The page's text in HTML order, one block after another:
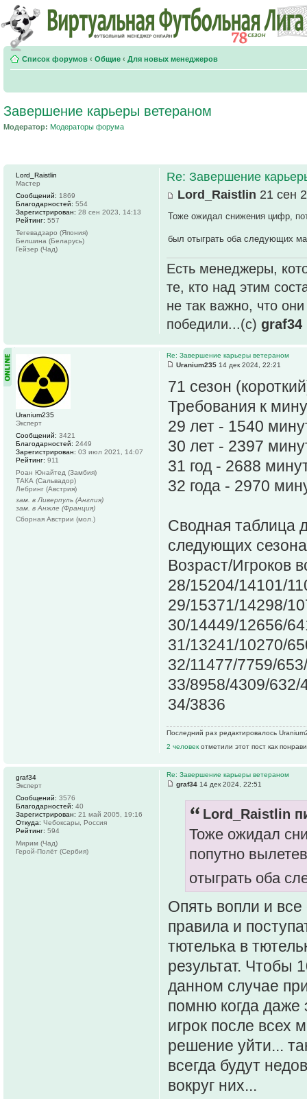
Список форумов ‹ Общие ‹ Для новых менеджеров
Завершение карьеры ветераном
Модератор: Модераторы форума
Re: Завершение
Lord_Raistlin 21 сен
Тоже ожидал снижения цифр,
был отыграть оба следующих
Есть менеджеры,
те, кто над этим
не так важно, что
победили...(с) graf34
Lord_Raistlin
Мастер
Сообщений: 1869
Благодарностей: 554
Зарегистрирован: 28 сен 2023, 14:13
Рейтинг: 557
Тегевадзаро (Япония)
Белшина (Беларусь)
Гейзер (Чад)
Re: Завершение карьеры ветераном
Uranium235 14 дек 2024, 22:21
71 сезон
Требования к
29 лет - 1540
30 лет - 2397
31 год - 2688
32 года - 2970
Сводная таблица
следующих
Возраст/Игроков
28/15204/14101/
29/15371/14298/
30/14449/12656/
31/13241/10270/
32/11477/7759/
33/8958/4309/632/
34/3836
Последний раз редактировалось
2 человек отметили этот пост как
Uranium235
Эксперт
Сообщений: 3421
Благодарностей: 2449
Зарегистрирован: 03 июл 2021, 14:07
Рейтинг: 911
Роан Юнайтед (Замбия)
ТАКА (Сальвадор)
Лебринг (Австрия)
зам. в Ливерпуль (Англия)
зам. в Анжле (Франция)
Сборная Австрии (мол.)
Re: Завершение карьеры ветераном
graf34 14 дек 2024, 22:51
Lord_Raistlin
Тоже ожидал
попутно
отыграть оба
Опять вопли и
правила и
тютелька в
результат. Чтобы
данном случае
помню когда даже
игрок после всех
решение уйти...
всегда будут
вокруг них...
graf34
Эксперт
Сообщений: 3576
Благодарностей: 40
Зарегистрирован: 21 май 2005, 19:16
Откуда: Чебоксары, Россия
Рейтинг: 594
Мирим (Чад)
Герой-Полёт (Сербия)